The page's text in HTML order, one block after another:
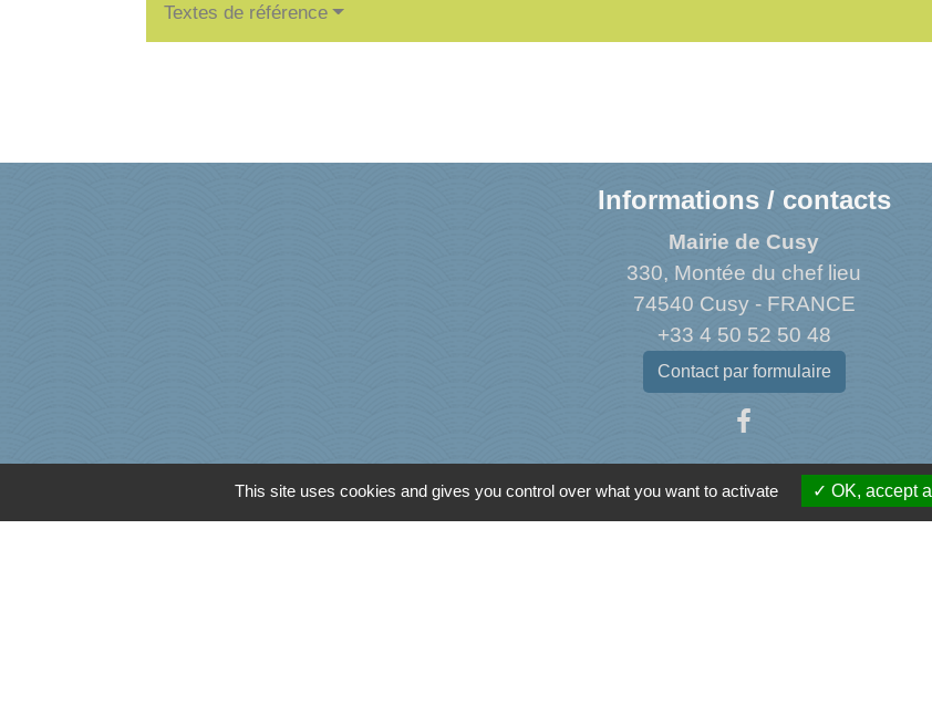
Textes de référence
Informations / contacts
Mairie de Cusy
330, Montée du chef lieu
74540 Cusy - FRANCE
+33 4 50 52 50 48
Contact par formulaire
This site uses cookies and gives you control over what you want to activate OK, accept all